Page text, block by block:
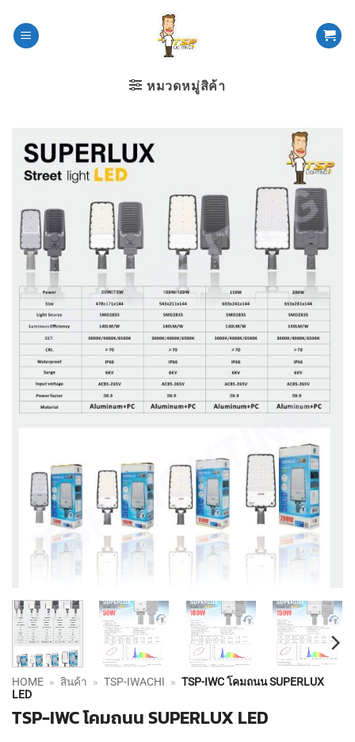
หมวดหมู่สิค้า
HOME » สินค้า » TSP-IWACHI » TSP-IWC โคมถนน SUPERLUX
LED
TSP-IWC โคมถนน SUPERLUX LED